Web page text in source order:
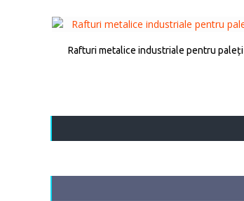
Rafturi metalice industriale pentru paleți